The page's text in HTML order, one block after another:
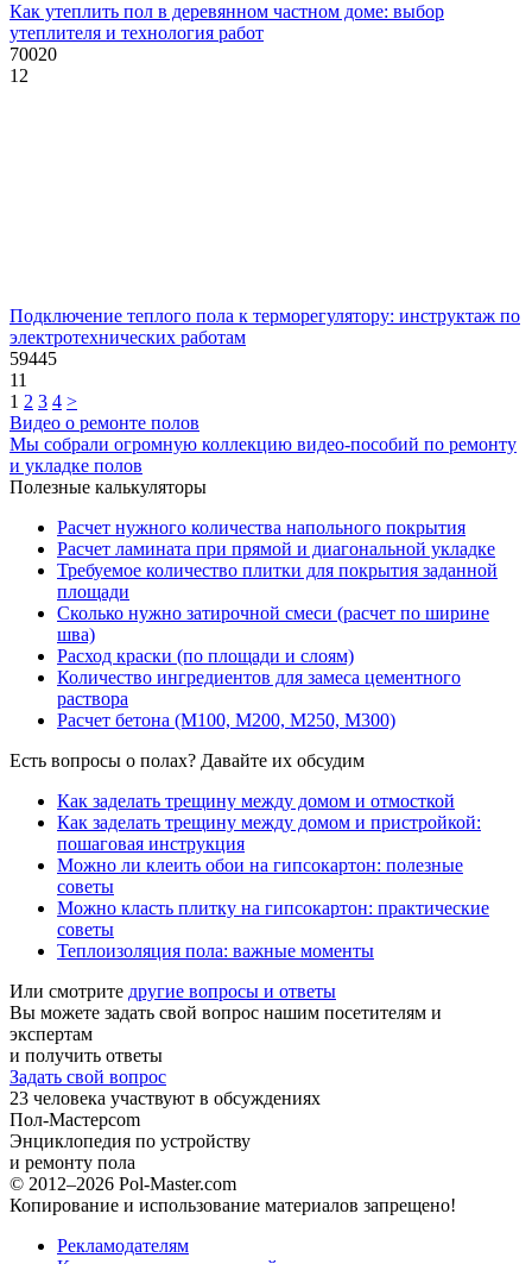
Как утеплить пол в деревянном частном доме: выбор
утеплителя и технология работ
70020
12
Подключение теплого пола к терморегулятору: инструктаж по
электротехнических работам
59445
11
1 2 3 4 >
Видео о ремонте полов
Мы собрали огромную коллекцию видео-пособий по ремонту
и укладке полов
Полезные калькуляторы
Расчет нужного количества напольного покрытия
Расчет ламината при прямой и диагональной укладке
Требуемое количество плитки для покрытия заданной
площади
Сколько нужно затирочной смеси (расчет по ширине
шва)
Расход краски (по площади и слоям)
Количество ингредиентов для замеса цементного
раствора
Расчет бетона (М100, М200, М250, М300)
Есть вопросы о полах? Давайте их обсудим
Как заделать трещину между домом и отмосткой
Как заделать трещину между домом и пристройкой:
пошаговая инструкция
Можно ли клеить обои на гипсокартон: полезные
советы
Можно класть плитку на гипсокартон: практические
советы
Теплоизоляция пола: важные моменты
Или смотрите другие вопросы и ответы
Вы можете задать свой вопрос нашим посетителям и
экспертам
и получить ответы
Задать свой вопрос
23 человека участвуют в обсуждениях
Пол-Мастерcom
Энциклопедия по устройству
и ремонту пола
© 2012–2026 Pol-Master.com
Копирование и использование материалов запрещено!
Рекламодателям